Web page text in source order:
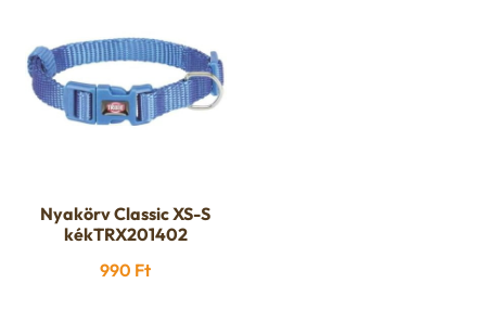
Nyakörv Classic XS-S
kékTRX201402
990 Ft